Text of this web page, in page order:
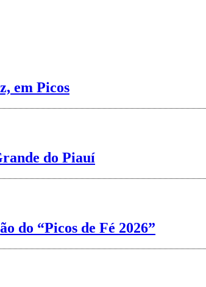
em Picos
do Piauí
do “Picos de Fé 2026”